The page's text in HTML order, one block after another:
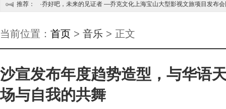
推荐： ·乔好吧，未来的见证者 —乔克文化上海宝山大型影视文旅项目发布
当前位置： 首页 > 音乐 > 正文
沙宣发布年度趋势造型，与华语
场与自我的共舞